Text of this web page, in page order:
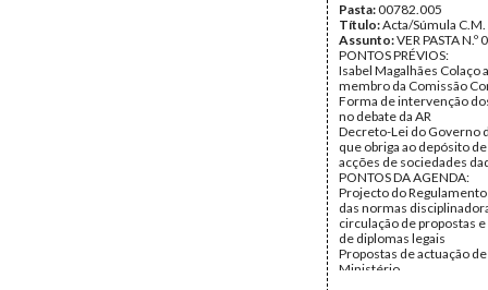
Pasta:00782.005
Título:Acta/Súmula C.M.
Assunto:VER PASTA N.º
PONTOS PRÉVIOS:
Isabel Magalhães Colaço
membro da Comissão
Forma de intervenção
no debate da AR
Decreto-Lei do Governo
que obriga ao depósito
acções de sociedades
PONTOS DA AGENDA:
Projecto do
das normas
circulação de propostas
de diplomas legais
Propostas de actuação
Ministério